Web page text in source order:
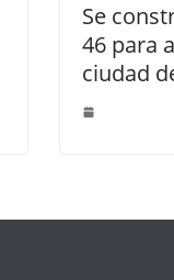
Se
46 para
ciudad